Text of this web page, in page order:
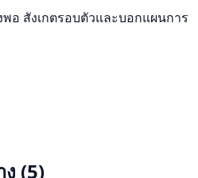
อ สังเกตรอบตัวและบอกแผนการ
(5)